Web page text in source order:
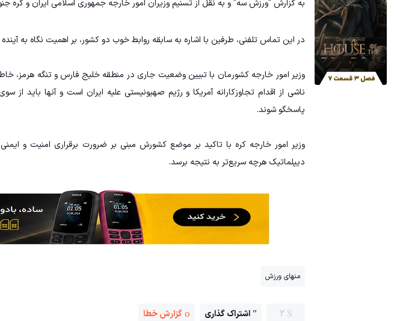
به گزارش "ورزش سه" و به نقل ازتسنیم وزیران امور خارجه جمهوری اسلامی ایران و کره
در این تماس تلفنی، طرفین با اشاره به سابقه روابط خوب دو کشور، بر اهمیت نگاه به
وزیر امور خارجه کشورمان با تبیین وضعیت جاری در منطقه خلیج فارس و تنگه هرمز،
ناشی از اقدام تجاوزکارانه آمریکا و رژیم صهیونیستی علیه ایران است و آنها باید
پاسخگو شوند.
وزیر امور خارجه کره با تاکید بر موضع کشورش مبنی بر ضرورت برقراری امنیت و
دیپلماتیک هرچه سریع‌تر به نتیجه برسد.
منهای ورزش
2 اشتراک گذاری گزارش خطا